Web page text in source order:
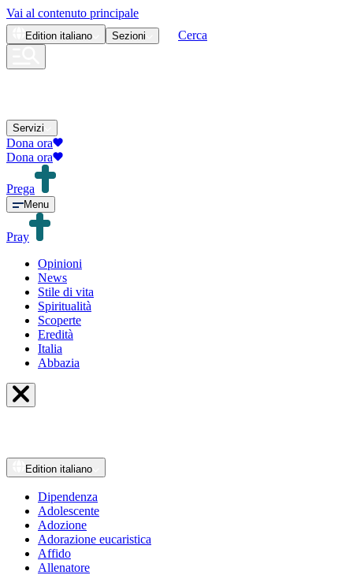
Vai al contenuto principale
Edition italiano Sezioni Cerca
Servizi
Dona ora
Dona ora
Prega
Menu
Pray
Opinioni
News
Stile di vita
Spiritualità
Scoperte
Eredità
Italia
Abbazia
Edition italiano
Dipendenza
Adolescente
Adozione
Adorazione eucaristica
Affido
Allenatore